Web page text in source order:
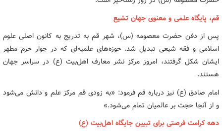
قم، پایگاه علمی و معنوی جهان تشیع
پس از دفن حضرت معصومه (س)، شهر قم به تدریج به کانون اصلی علوم
اسلامی و فقه شیعی تبدیل شد. حوزه‌های علمیه‌ای که در جوار حرم مطهر
ایشان شکل گرفتند، امروز مرکز نشر معارف اهل‌بیت (ع) در سراسر جهان
هستند.
امام صادق (ع) نیز درباره قم فرمود: «به زودی قم مرکز علم و دانش می‌شود
و از آنجا حجت بر عالمیان تمام می‌شود.»
دهه کرامت فرصتی برای تبیین جایگاه اهل‌بیت (ع)